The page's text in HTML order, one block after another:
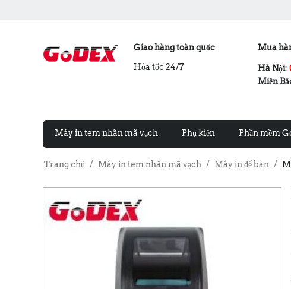
Giao hàng toàn quốc
Hỏa tốc 24/7
Mua
Hà Nội:
Miền
Máy in tem nhãn mã vạch Phụ kiện Phần mềm
Trang chủ / Máy in tem nhãn mã vạch / Máy in để bàn /